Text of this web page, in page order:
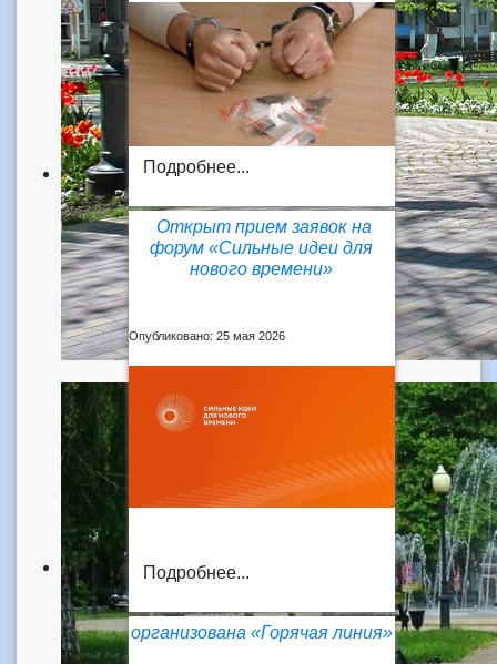
Подробнее...
Открыт прием заявок на
форум «Сильные идеи для
нового времени»
Опубликовано: 25 мая 2026
Подробнее...
организована «Горячая линия»